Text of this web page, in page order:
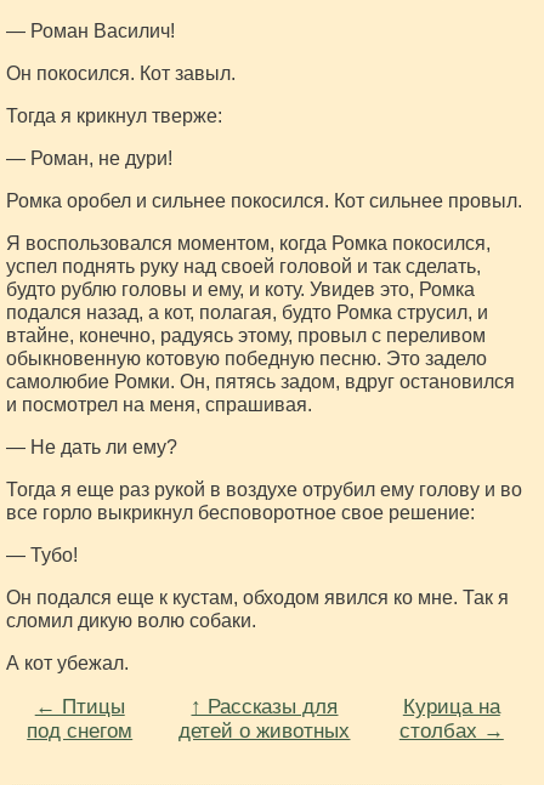
— Роман Василич!
Он покосился. Кот завыл.
Тогда я крикнул тверже:
— Роман, не дури!
Ромка оробел и сильнее покосился. Кот сильнее провыл.
Я воспользовался моментом, когда Ромка покосился,
успел поднять руку над своей головой и так сделать,
будто рублю головы и ему, и коту. Увидев это, Ромка
подался назад, а кот, полагая, будто Ромка струсил, и
втайне, конечно, радуясь этому, провыл с переливом
обыкновенную котовую победную песню. Это задело
самолюбие Ромки. Он, пятясь задом, вдруг остановился
и посмотрел на меня, спрашивая.
— Не дать ли ему?
Тогда я еще раз рукой в воздухе отрубил ему голову и во
все горло выкрикнул бесповоротное свое решение:
— Тубо!
Он подался еще к кустам, обходом явился ко мне. Так я
сломил дикую волю собаки.
А кот убежал.
← Птицы
под снегом
↑ Рассказы для
детей о животных
Курица на
столбах →